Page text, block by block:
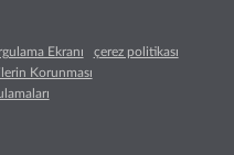
Ekranı
çerez politikası
Korunması